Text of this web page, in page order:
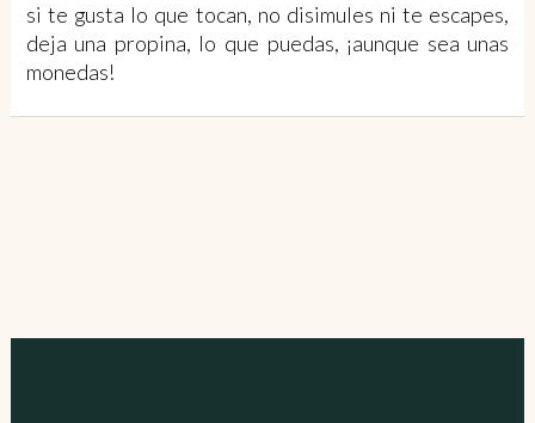
si te gusta lo que tocan, no disimules ni te escapes,
deja una propina, lo que puedas, ¡aunque sea unas
monedas!